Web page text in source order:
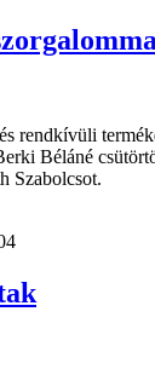
rendkívüli
Béláné
Szabolcsot.